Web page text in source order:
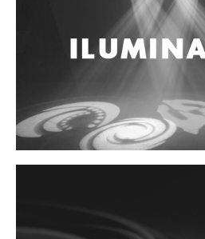
Guitarra Electrica
Otros instrumentos de arco
Otros instrumentos de Cuerdas